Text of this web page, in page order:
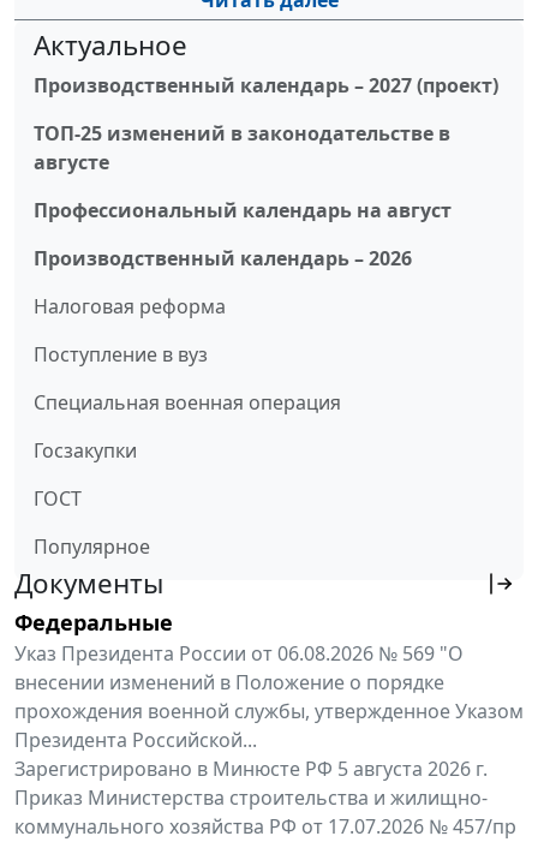
Актуальное
Производственный календарь – 2027 (проект)
ТОП-25 изменений в законодательстве в
августе
Профессиональный календарь на август
Производственный календарь – 2026
Налоговая реформа
Поступление в вуз
Специальная военная операция
Госзакупки
ГОСТ
Популярное
Документы
Федеральные
Указ Президента России от 06.08.2026 № 569 "О
внесении изменений в Положение о порядке
прохождения военной службы, утвержденное Указом
Президента Российской...
Зарегистрировано в Минюсте РФ 5 августа 2026 г.
Приказ Министерства строительства и жилищно-
коммунального хозяйства РФ от 17.07.2026 № 457/пр